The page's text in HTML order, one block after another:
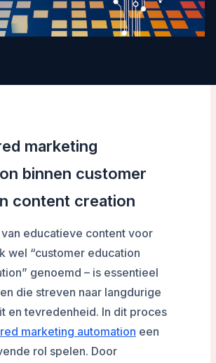
marketing
binnen customer
content creation
educatieve content voor
wel “customer education
genoemd – is essentieel
die streven naar langdurige
en tevredenheid. In dit proces
marketing automation een
rol spelen. Door